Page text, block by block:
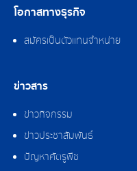
โอกาสทางธุรกิจ
สมัครเป็นตัวแทนจำหน่าย
ข่าวสาร
ข่าวกิจกรรม
ข่าวประชาสัมพันธ์
ปัญหาศัตรูพืช